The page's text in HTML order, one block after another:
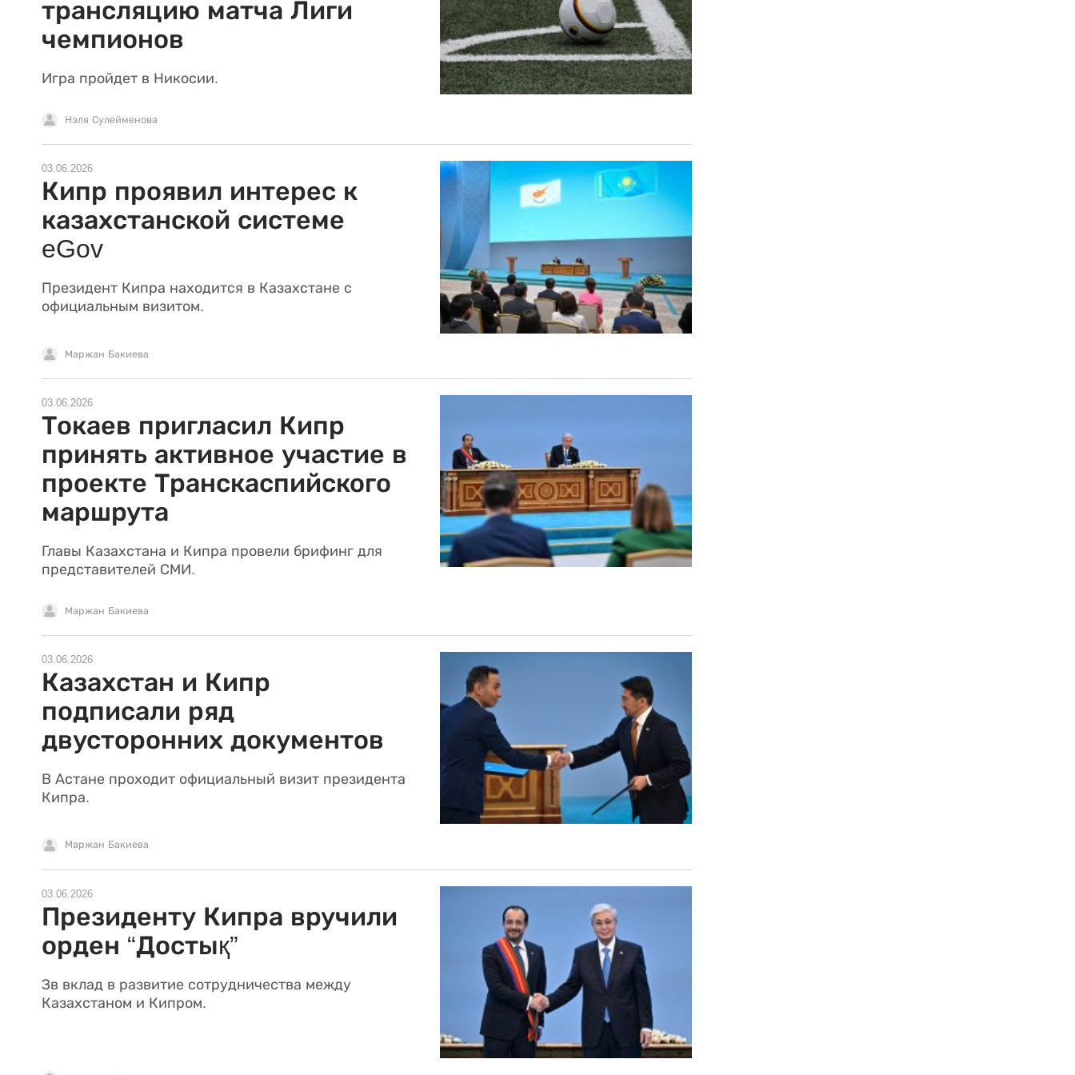
трансляцию матча Лиги
чемпионов
Игра пройдет в Никосии.
Нэля Сулейменова
03.06.2026
Кипр проявил интерес к
казахстанской системе
eGov
Президент Кипра находится в Казахстане с
официальным визитом.
Маржан Бакиева
03.06.2026
Токаев пригласил Кипр
принять активное участие в
проекте Транскаспийского
маршрута
Главы Казахстана и Кипра провели брифинг для
представителей СМИ.
Маржан Бакиева
03.06.2026
Казахстан и Кипр
подписали ряд
двусторонних документов
В Астане проходит официальный визит президента
Кипра.
Маржан Бакиева
03.06.2026
Президенту Кипра вручили
орден “Достық”
Зв вклад в развитие сотрудничества между
Казахстаном и Кипром.